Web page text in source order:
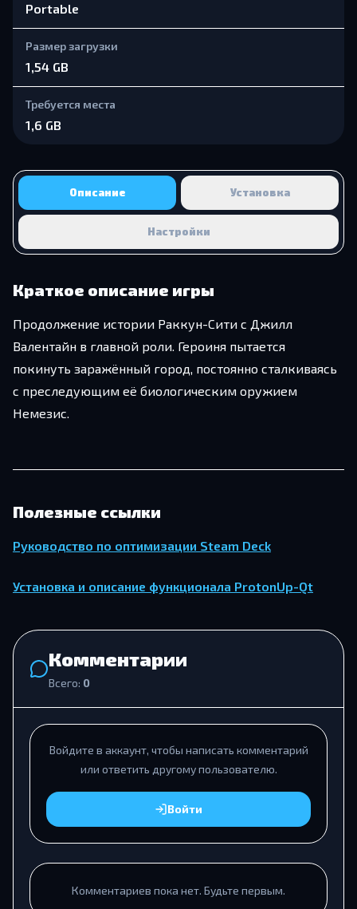
Portable
Размер загрузки
1,54 GB
Требуется места
1,6 GB
Описание Установка
Настройки
Краткое описание игры
Продолжение истории Раккун-Сити с Джилл
Валентайн в главной роли. Героиня пытается
покинуть заражённый город, постоянно сталкиваясь
с преследующим её биологическим оружием
Немезис.
Полезные ссылки
Руководство по оптимизации Steam Deck
Установка и описание функционала ProtonUp-Qt
Комментарии
Всего: 0
Войдите в аккаунт, чтобы написать комментарий
или ответить другому пользователю.
Войти
Комментариев пока нет. Будьте первым.